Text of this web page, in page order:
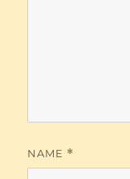
NAME *